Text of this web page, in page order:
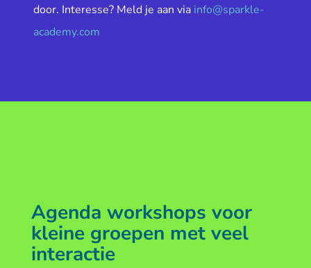
door. Interesse? Meld je aan via info@sparkle-
academy.com
Agenda workshops voor
kleine groepen met veel
interactie